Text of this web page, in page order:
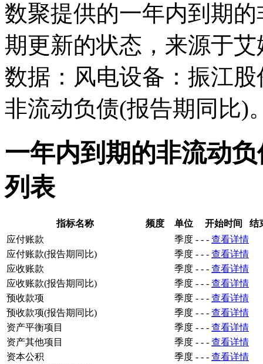
数聚提供的一年内到期
期更新的状态，来源于
数据：风电设备：振江
非流动负债(报告期同比)
一年内到期的非流动
列表
指标名称 频度 单位 开始时间
结
应付账款
季度 - - - 查看详情
应付账款(报告期同比)
季度 - - - 查看详情
应收账款
季度 - - - 查看详情
应收账款(报告期同比)
季度 - - - 查看详情
预收款项
季度 - - - 查看详情
预收款项(报告期同比)
季度 - - - 查看详情
资产平衡项目
季度 - - - 查看详情
资产其他项目
季度 - - - 查看详情
资本公积
季度 - - - 查看详情